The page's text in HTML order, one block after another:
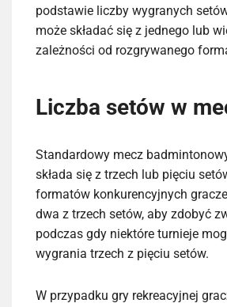
podstawie liczby wygranych
może składać się z jednego lub
zależności od rozgrywanego
Liczba setów w
Standardowy mecz
składa się z trzech lub pięciu
formatów konkurencyjnych
dwa z trzech setów, aby zdobyć
podczas gdy niektóre turnieje
wygrania trzech z pięciu setów.
W przypadku gry rekreacyjnej